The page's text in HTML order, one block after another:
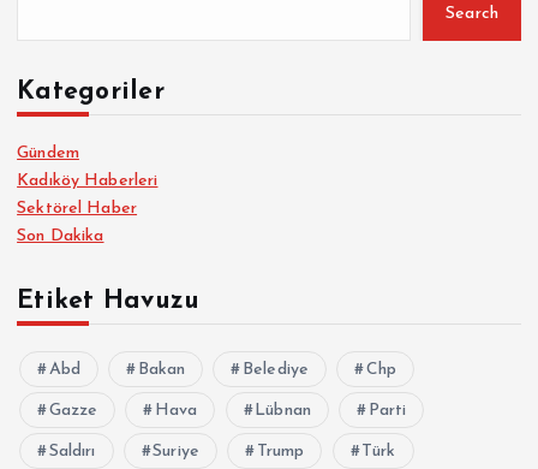
Search
Kategoriler
Gündem
Kadıköy Haberleri
Sektörel Haber
Son Dakika
Etiket Havuzu
Abd Bakan Belediye Chp
Gazze Hava Lübnan Parti
Saldırı Suriye Trump Türk